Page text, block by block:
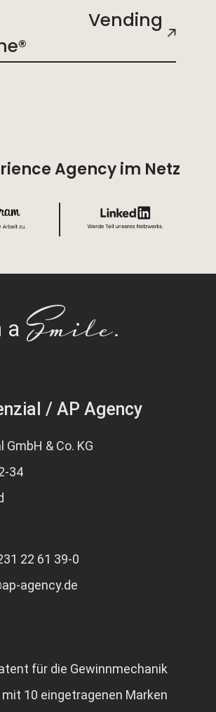
Vending
Agency im Netz
a Smile.
/ AP Agency
& Co. KG
34
22 61 39-0
agency.de
für die Gewinnmechanik
mit 10 eingetragenen Marken